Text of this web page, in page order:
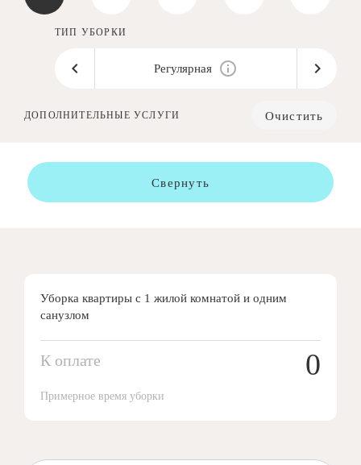
ТИП УБОРКИ
Регулярная
ДОПОЛНИТЕЛЬНЫЕ УСЛУГИ Очистить
Свернуть
Уборка квартиры с 1 жилой комнатой и одним
санузлом
К оплате 0
Примерное время уборки